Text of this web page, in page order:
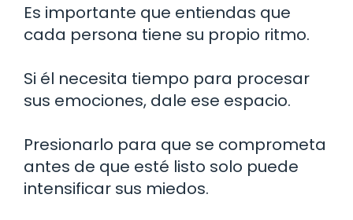
Es importante que entiendas que
cada persona tiene su propio ritmo.
Si él necesita tiempo para procesar
sus emociones, dale ese espacio.
Presionarlo para que se comprometa
antes de que esté listo solo puede
intensificar sus miedos.